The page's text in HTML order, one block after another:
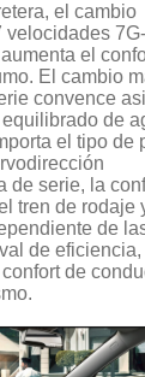
el cambio
velocidades
el
El cambio
convence
de
el tipo de
de serie, la
tren de rodaje
de
de eficiencia,
de